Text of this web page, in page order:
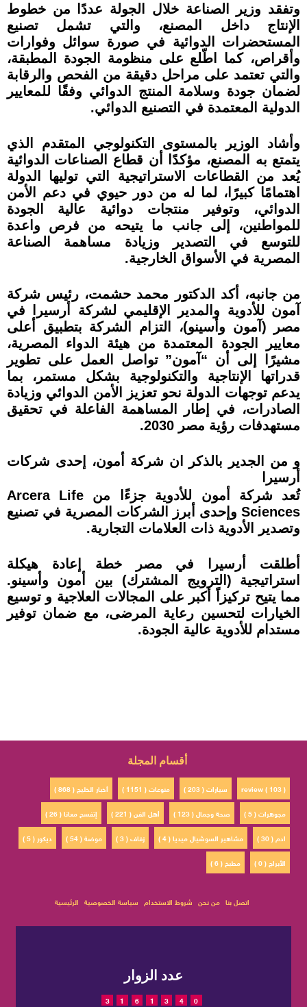
وتفقد وزير الصناعة خلال الجولة عددًا من خطوط
الإنتاج داخل المصنع، والتي تشمل تصنيع
المستحضرات الدوائية في صورة سوائل وفوارات
وأقراص، كما اطّلع على منظومة الجودة المطبقة،
والتي تعتمد على مراحل دقيقة من الفحص والرقابة
لضمان جودة وسلامة المنتج الدوائي وفقًا للمعايير
الدولية المعتمدة في التصنيع الدوائي.
وأشاد الوزير بالمستوى التكنولوجي المتقدم الذي
يتمتع به المصنع، مؤكدًا أن قطاع الصناعات الدوائية
يُعد من القطاعات الاستراتيجية التي توليها الدولة
اهتمامًا كبيرًا، لما له من دور حيوي في دعم الأمن
الدوائي، وتوفير منتجات دوائية عالية الجودة
للمواطنين، إلى جانب ما يتيحه من فرص واعدة
للتوسع في التصدير وزيادة مساهمة الصناعة
المصرية في الأسواق الخارجية.
من جانبه، أكد الدكتور محمد حشمت، رئيس شركة
آمون للأدوية والمدير الإقليمي لشركة أرسيرا في
مصر (آمون وأسينو)، التزام الشركة بتطبيق أعلى
معايير الجودة المعتمدة من هيئة الدواء المصرية،
مشيرًا إلى أن “آمون” تواصل العمل على تطوير
قدراتها الإنتاجية والتكنولوجية بشكل مستمر، بما
يدعم توجهات الدولة نحو تعزيز الأمن الدوائي وزيادة
الصادرات، في إطار المساهمة الفاعلة في تحقيق
مستهدفات رؤية مصر 2030.
و من الجدير بالذكر ان شركة أمون، إحدى شركات
أرسيرا
تُعد شركة أمون للأدوية جزءًا من Arcera Life
Sciences وإحدى أبرز الشركات المصرية في تصنيع
وتصدير الأدوية ذات العلامات التجارية.
أطلقت أرسيرا في مصر خطة إعادة هيكلة
استراتيجية (الترويج المشترك) بين أمون وأسينو.
مما يتيح تركيزاً أكبر على المجالات العلاجية و توسيع
الخيارات لتحسين رعاية المرضى، مع ضمان توفير
مستدام للأدوية عالية الجودة.
أقسام المجلة
أخبار الخليج ( 868 ) منوعات ( 1151 ) سيارات ( 203 )
review ( 103 )
إتفسح معانا ( 26 )
أهل الفن ( 221 ) صحة وجمال ( 123 )
مجوهرات ( 5 )
ديكور ( 5 )
موضة ( 54 ) زفاف ( 3 ) مشاهير السوشيال ميديا ( 4 )
ادم ( 30 )
مطبخ ( 6 )
الأبراج ( 0 )
الرئيسية سياسة الخصوصية شروط الاستخدام من نحن اتصل بنا
عدد الزوار
3 1 6 1 3 4 0